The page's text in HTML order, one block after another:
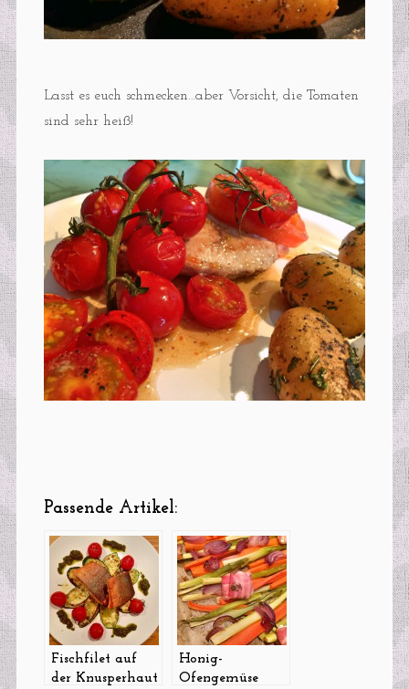
Lasst es euch schmecken…aber Vorsicht, die Tomaten
sind sehr heiß!
Passende Artikel:
Fischfilet auf
der Knusperhaut
Honig-
Ofengemüse